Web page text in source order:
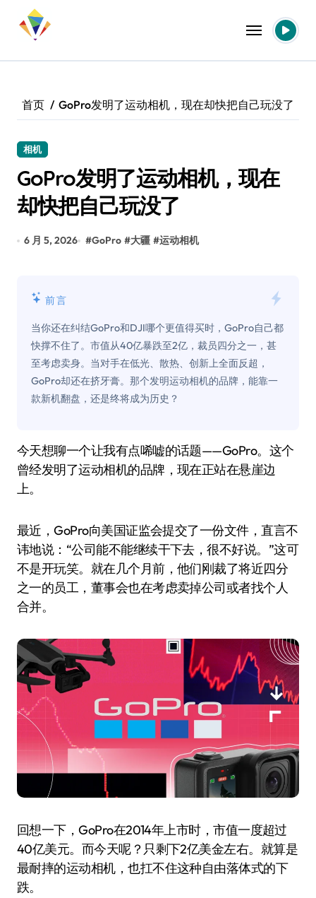
首页 GoPro发明了运动相机，现在却快把自己玩没了
相机
GoPro发明了运动相机，现在
却快把自己玩没了
6 月 5, 2026 #GoPro #大疆 #运动相机
前言
当你还在纠结GoPro和DJI哪个更值得买时，GoPro自己都
快撑不住了。市值从40亿暴跌至2亿，裁员四分之一，甚
至考虑卖身。当对手在低光、散热、创新上全面反超，
GoPro却还在挤牙膏。那个发明运动相机的品牌，能靠一
款新机翻盘，还是终将成为历史？
今天想聊一个让我有点唏嘘的话题——GoPro。这个
曾经发明了运动相机的品牌，现在正站在悬崖边
上。
最近，GoPro向美国证监会提交了一份文件，直言不
讳地说：“公司能不能继续干下去，很不好说。”这可
不是开玩笑。就在几个月前，他们刚裁了将近四分
之一的员工，董事会也在考虑卖掉公司或者找个人
合并。
回想一下，GoPro在2014年上市时，市值一度超过
40亿美元。而今天呢？只剩下2亿美金左右。就算是
最耐摔的运动相机，也扛不住这种自由落体式的下
跌。